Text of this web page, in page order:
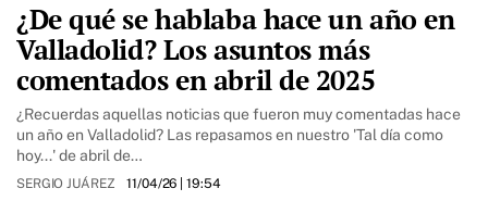
¿De qué se hablaba hace un año en
Valladolid? Los asuntos más
comentados en abril de 2025
¿Recuerdas aquellas noticias que fueron muy comentadas hace
un año en Valladolid? Las repasamos en nuestro 'Tal día como
hoy...' de abril de…
SERGIO JUÁREZ 11/04/26 | 19:54